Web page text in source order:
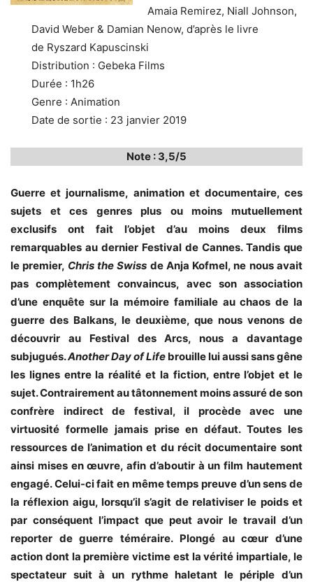
Amaia Remirez, Niall Johnson,
David Weber & Damian Nenow, d’après le livre
de Ryszard Kapuscinski
Distribution : Gebeka Films
Durée : 1h26
Genre : Animation
Date de sortie : 23 janvier 2019
Note : 3,5/5
Guerre et journalisme, animation et documentaire, ces
sujets et ces genres plus ou moins mutuellement
exclusifs ont fait l’objet d’au moins deux films
remarquables au dernier Festival de Cannes. Tandis que
le premier, Chris the Swiss de Anja Kofmel, ne nous avait
pas complètement convaincus, avec son association
d’une enquête sur la mémoire familiale au chaos de la
guerre des Balkans, le deuxième, que nous venons de
découvrir au Festival des Arcs, nous a davantage
subjugués.Another Day of Life brouille lui aussi sans gêne
les lignes entre la réalité et la fiction, entre l’objet et le
sujet. Contrairement au tâtonnement moins assuré de son
confrère indirect de festival, il procède avec une
virtuosité formelle jamais prise en défaut. Toutes les
ressources de l’animation et du récit documentaire sont
ainsi mises en œuvre, afin d’aboutir à un film hautement
engagé. Celui-ci fait en même temps preuve d’un sens de
la réflexion aigu, lorsqu’il s’agit de relativiser le poids et
par conséquent l’impact que peut avoir le travail d’un
reporter de guerre téméraire. Plongé au cœur d’une
action dont la première victime est la vérité impartiale, le
spectateur suit à un rythme haletant le périple d’un